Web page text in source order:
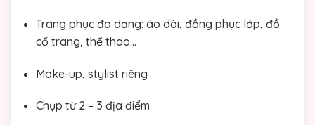
Trang phục đa dạng: áo dài, đồng phục lớp, đồ
cổ trang, thể thao…
Make-up, stylist riêng
Chụp từ 2 – 3 địa điểm